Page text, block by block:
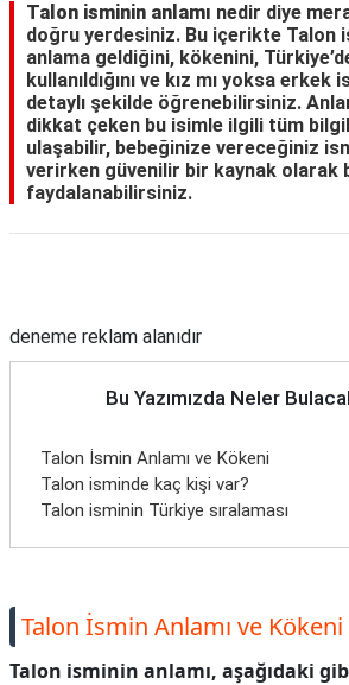
Talon isminin anlamı nedir diye
doğru yerdesiniz. Bu içerikte Talon
anlama geldiğini, kökenini,
kullanıldığını ve kız mı yoksa
detaylı şekilde öğrenebilirsiniz.
dikkat çeken bu isimle ilgili tüm
ulaşabilir, bebeğinize vereceğiniz
verirken güvenilir bir kaynak olarak
faydalanabilirsiniz.
deneme reklam alanıdır
Bu Yazımızda Neler
Talon İsmin Anlamı ve Kökeni
Talon isminde kaç kişi var?
Talon isminin Türkiye sıralaması
Talon İsmin Anlamı ve Kökeni
Talon isminin anlamı, aşağıdaki